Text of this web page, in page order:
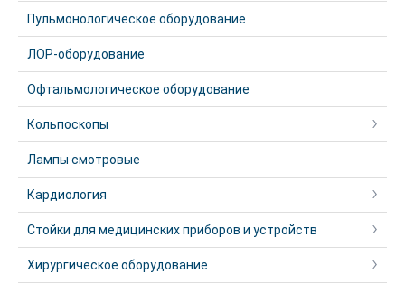
Пульмонологическое оборудование
ЛОР-оборудование
Офтальмологическое оборудование
Кольпоскопы
Лампы смотровые
Кардиология
Стойки для медицинских приборов и устройств
Хирургическое оборудование